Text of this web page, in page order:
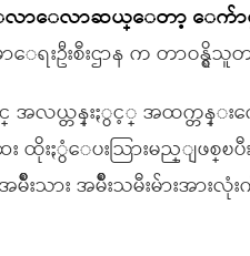
လာေလာဆယ္ေတာ့ ေက်ာင္း
ေရးဦးစီးဌာန က တာဝန္ရွိ
င္ အလယ္တန္းႏွင့္ အထက္တန္
းႏွံေပးသြားမည္ျဖစ္ၿပီ
ား အမ်ိဳးသမီးမ်ားအားလုံ